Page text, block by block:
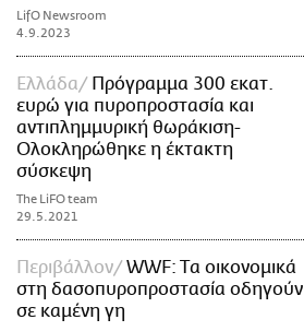
LifO Newsroom
4.9.2023
Ελλάδα
Πρόγραμμα 300 εκατ.
ευρώ για πυροπροστασία και
αντιπλημμυρική θωράκιση-
Ολοκληρώθηκε η έκτακτη
σύσκεψη
The LiFO team
29.5.2021
Περιβάλλον
WWF: Tα οικονομικά
στη δασοπυροπροστασία οδηγούν
σε καμένη γη